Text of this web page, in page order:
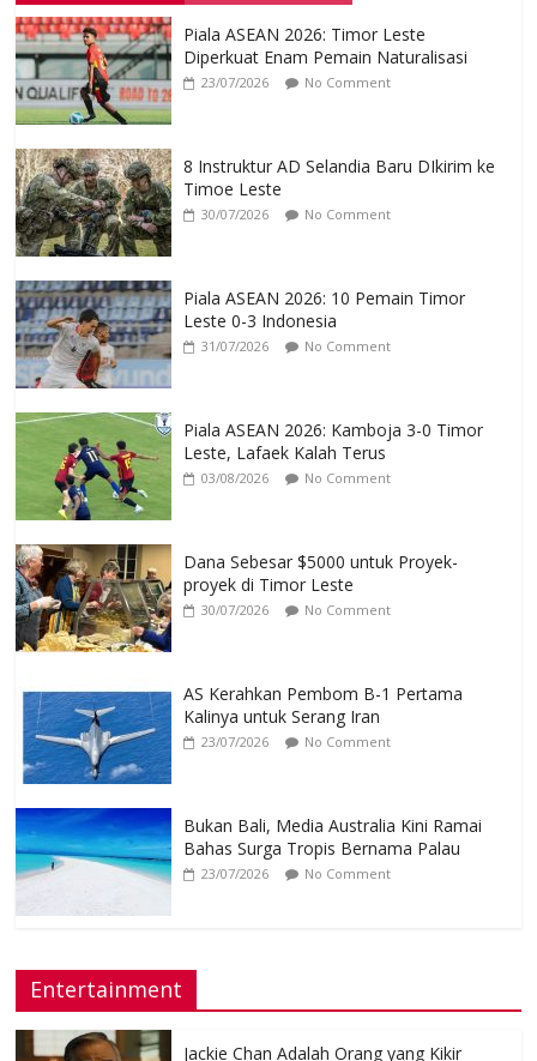
Piala ASEAN 2026: Timor Leste
Diperkuat Enam Pemain Naturalisasi
23/07/2026 No Comment
8 Instruktur AD Selandia Baru DIkirim ke
Timoe Leste
30/07/2026 No Comment
Piala ASEAN 2026: 10 Pemain Timor
Leste 0-3 Indonesia
31/07/2026 No Comment
Piala ASEAN 2026: Kamboja 3-0 Timor
Leste, Lafaek Kalah Terus
03/08/2026 No Comment
Dana Sebesar $5000 untuk Proyek-
proyek di Timor Leste
30/07/2026 No Comment
AS Kerahkan Pembom B-1 Pertama
Kalinya untuk Serang Iran
23/07/2026 No Comment
Bukan Bali, Media Australia Kini Ramai
Bahas Surga Tropis Bernama Palau
23/07/2026 No Comment
Entertainment
Jackie Chan Adalah Orang yang Kikir